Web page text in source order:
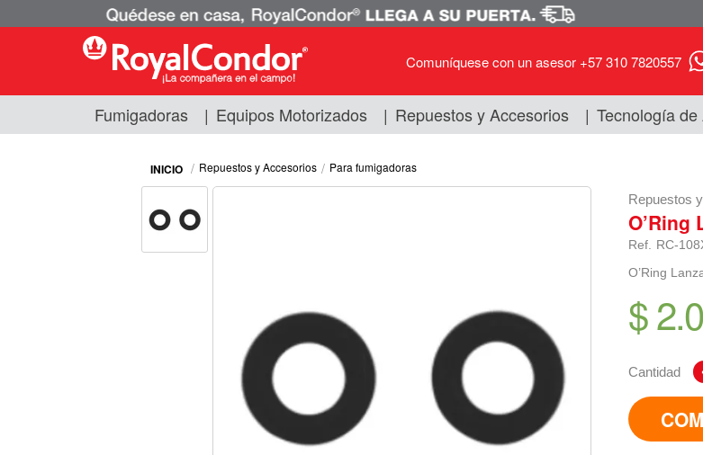
Comuníquese con un asesor +57 310 7820557
Fumigadoras
Respuestos y Accesorios
Tecnología de Aplicación
Fumigadoras | Equipos Motorizados | Repuestos y Accesorios | Tecnología
Repuestos y Accesorios Para fumigadoras
Repuestos
O’Ring
Ref. RC-
O’Ring
$
Cantidad